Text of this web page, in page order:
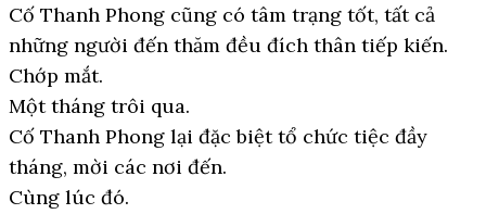
Cố Thanh Phong cũng có tâm trạng tốt, tất cả
những người đến thăm đều đích thân tiếp kiến.
Chớp mắt.
Một tháng trôi qua.
Cố Thanh Phong lại đặc biệt tổ chức tiệc đầy
tháng, mời các nơi đến.
Cùng lúc đó.